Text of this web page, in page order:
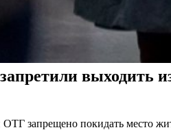
выходить
запрещено покидать место